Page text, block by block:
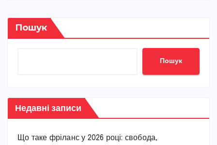
Пошук
Пошук
Недавні записи
Що таке фріланс у 2026 році: свобода,